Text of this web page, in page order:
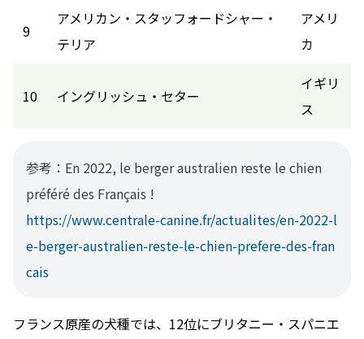
9
アメリカン・スタッフォードシャー・
テリア
アメリ
カ
10 イングリッシュ・セター
イギリ
ス
参考：En 2022, le berger australien reste le chien
préféré des Français !
https://www.centrale-canine.fr/actualites/en-2022-l
e-berger-australien-reste-le-chien-prefere-des-fran
cais
フランス原産の犬種では、12位にブリタニー・スパニエ